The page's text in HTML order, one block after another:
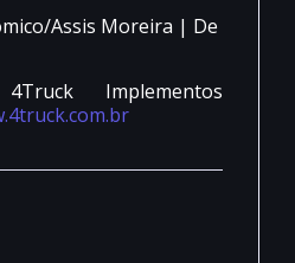
Assis Moreira | De
Implementos